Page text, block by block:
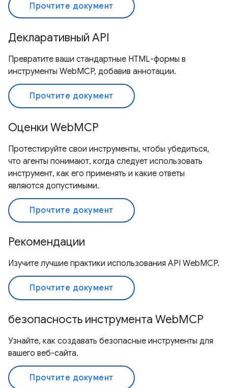
Прочтите документ
Декларативный API
Превратите ваши стандартные HTML-формы в
инструменты WebMCP, добавив аннотации.
Прочтите документ
Оценки WebMCP
Протестируйте свои инструменты, чтобы убедиться,
что агенты понимают, когда следует использовать
инструмент, как его применять и какие ответы
являются допустимыми.
Прочтите документ
Рекомендации
Изучите лучшие практики использования API WebMCP.
Прочтите документ
безопасность инструмента WebMCP
Узнайте, как создавать безопасные инструменты для
вашего веб-сайта.
Прочтите документ